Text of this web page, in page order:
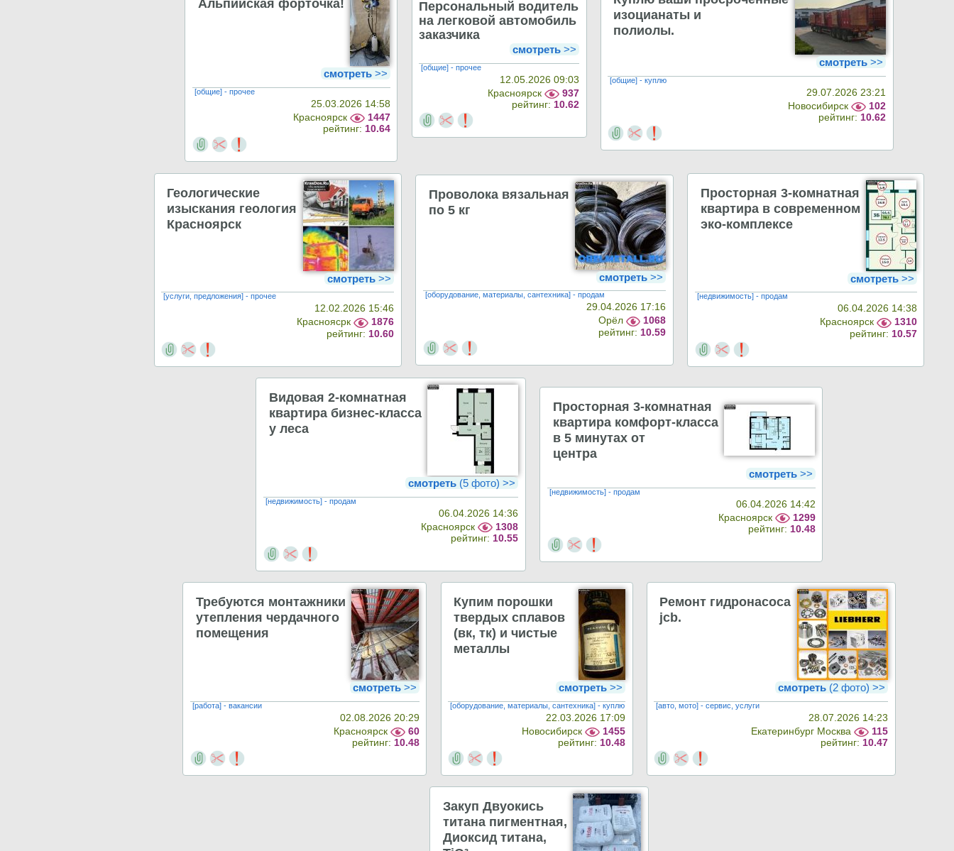
Альпийская форточка!
смотреть>>
[общие] - прочее
25.03.2026 14:58
Красноярск
1447
рейтинг: 10.64
Персональный водитель
на легковой автомобиль
заказчика
смотреть>>
[общие] - прочее
12.05.2026 09:03
Красноярск
937
рейтинг: 10.62
изоцианаты и
полиолы.
смотреть >>
[общие] - куплю
29.07.2026 23:21
Новосибирск
102
рейтинг:10.62
Геологические
изыскания геология
Красноярск
смотреть >>
[услуги, предложения] - прочее
12.02.2026 15:46
Красноясрк
1876
рейтинг: 10.60
Проволока вязальная
по 5 кг
смотреть >>
[оборудование, материалы, сантехника] - продам
29.04.2026 17:16
Орёл
1068
рейтинг: 10.59
Просторная 3-комнатная
квартира в современном
эко-комплексе
смотреть>>
[недвижимость] - продам
06.04.2026 14:38
Красноярск
1310
рейтинг: 10.57
Видовая 2-комнатная
квартира бизнес-класса
у леса
смотреть (5 фото) >>
[недвижимость] - продам
06.04.2026 14:36
Красноярск
1308
рейтинг:10.55
Просторная 3-комнатная
квартира комфорт-класса
в 5 минутах от
центра
смотреть>>
[недвижимость] - продам
06.04.2026 14:42
Красноярск
1299
рейтинг: 10.48
Требуются монтажники
утепления чердачного
помещения
смотреть>>
[работа] - вакансии
02.08.2026 20:29
Красноярск
60
рейтинг: 10.48
Купим порошки
твердых сплавов
(вк, тк) и чистые
металлы
смотреть>>
[оборудование, материалы, сантехника] - куплю
22.03.2026 17:09
Новосибирск
1455
рейтинг: 10.48
Ремонт гидронасоса
jcb.
смотреть (2 фото) >>
[авто, мото] - сервис, услуги
28.07.2026 14:23
Екатеринбург Москва
115
рейтинг:10.47
Закуп Двуокись
титана пигментная,
Диоксид титана,